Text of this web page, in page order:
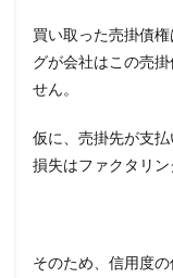
買い取った売掛債
グが会社はこの売
せん。
仮に、売掛先が支
損失はファクタリン
そのため、信用度